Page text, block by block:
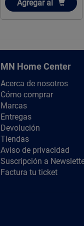
Añadir
Agregar al
MN Home Center
Acerca de nosotros
Cómo comprar
Marcas
Entregas
Devolución
Tiendas
Aviso de privacidad
Suscripción a
Factura tu ticket